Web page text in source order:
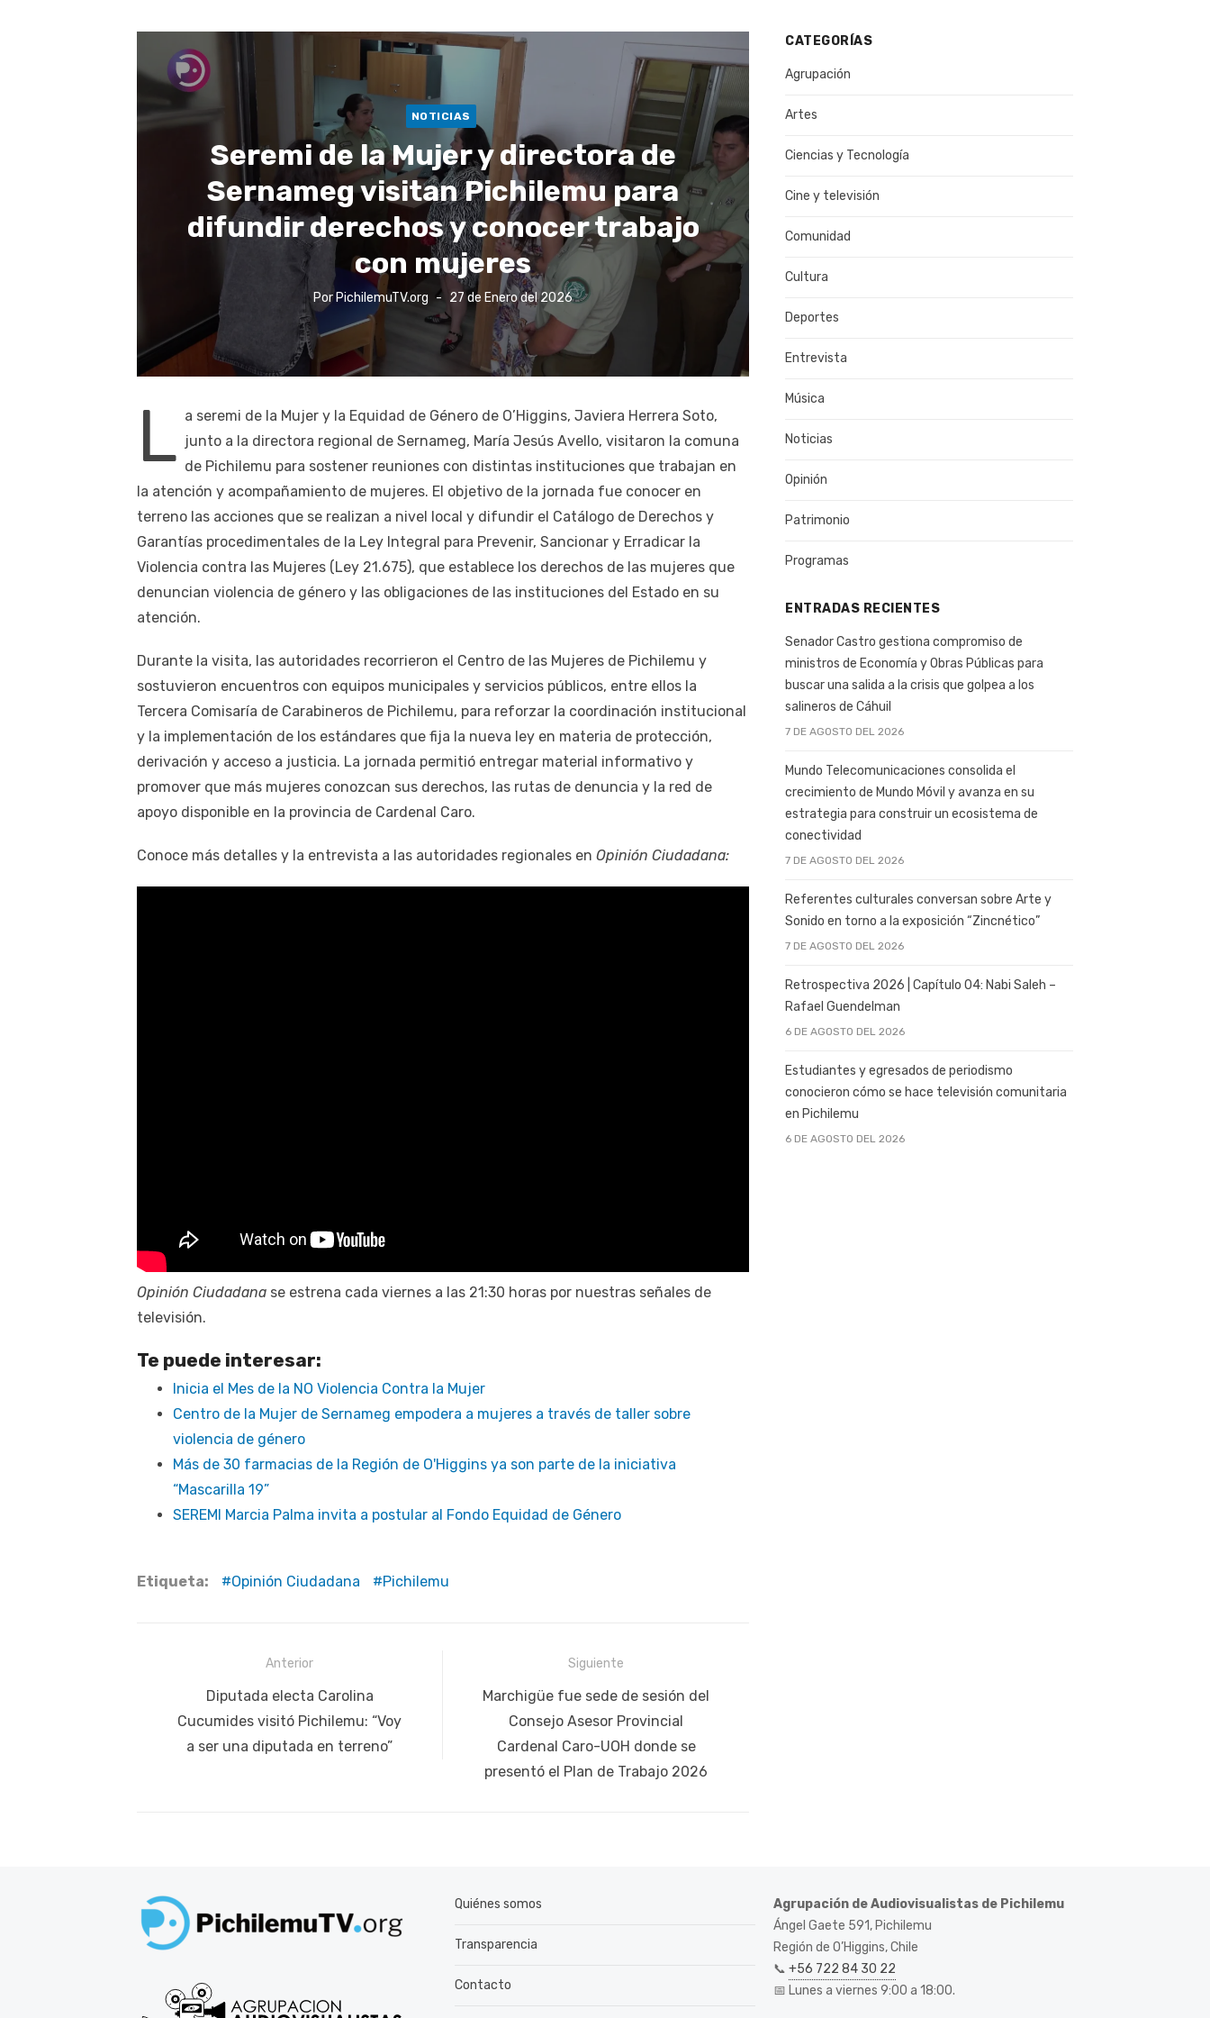
NOTICIAS
Seremi de la Mujer y directora de
Sernameg visitan Pichilemu para
difundir derechos y conocer trabajo
con mujeres
Por PichilemuTV.org
Publicado
el
27 de Enero del 2026
L a seremi de la Mujer y la Equidad de Género de O’Higgins, Javiera Herrera Soto,
junto a la directora regional de Sernameg, María Jesús Avello, visitaron la comuna
de Pichilemu para sostener reuniones con distintas instituciones que trabajan en
la atención y acompañamiento de mujeres. El objetivo de la jornada fue conocer en
terreno las acciones que se realizan a nivel local y difundir el Catálogo de Derechos y
Garantías procedimentales de la Ley Integral para Prevenir, Sancionar y Erradicar la
Violencia contra las Mujeres (Ley 21.675), que establece los derechos de las mujeres que
denuncian violencia de género y las obligaciones de las instituciones del Estado en su
atención.
Durante la visita, las autoridades recorrieron el Centro de las Mujeres de Pichilemu y
sostuvieron encuentros con equipos municipales y servicios públicos, entre ellos la
Tercera Comisaría de Carabineros de Pichilemu, para reforzar la coordinación institucional
y la implementación de los estándares que fija la nueva ley en materia de protección,
derivación y acceso a justicia. La jornada permitió entregar material informativo y
promover que más mujeres conozcan sus derechos, las rutas de denuncia y la red de
apoyo disponible en la provincia de Cardenal Caro.
Conoce más detalles y la entrevista a las autoridades regionales en Opinión Ciudadana:
Opinión Ciudadana se estrena cada viernes a las 21:30 horas por nuestras señales de
televisión.
Te puede interesar:
Inicia el Mes de la NO Violencia Contra la Mujer
Centro de la Mujer de Sernameg empodera a mujeres a través de taller sobre
violencia de género
Más de 30 farmacias de la Región de O'Higgins ya son parte de la iniciativa
“Mascarilla 19”
SEREMI Marcia Palma invita a postular al Fondo Equidad de Género
Etiqueta: Opinión Ciudadana Pichilemu
Navegación
entradas
Anterior
Publicación
anterior:
Diputada electa Carolina
Cucumides visitó Pichilemu: “Voy
a ser una diputada en terreno”
Siguiente
Siguiente
publicación:
Marchigüe fue sede de sesión del
Consejo Asesor Provincial
Cardenal Caro-UOH donde se
presentó el Plan de Trabajo 2026
CATEGORÍAS
Agrupación
Artes
Ciencias y Tecnología
Cine y televisión
Comunidad
Cultura
Deportes
Entrevista
Música
Noticias
Opinión
Patrimonio
Programas
ENTRADAS RECIENTES
Senador Castro gestiona compromiso de
ministros de Economía y Obras Públicas para
buscar una salida a la crisis que golpea a los
salineros de Cáhuil
7 DE AGOSTO DEL 2026
Mundo Telecomunicaciones consolida el
crecimiento de Mundo Móvil y avanza en su
estrategia para construir un ecosistema de
conectividad
7 DE AGOSTO DEL 2026
Referentes culturales conversan sobre Arte y
Sonido en torno a la exposición “Zincnético”
7 DE AGOSTO DEL 2026
Retrospectiva 2026 | Capítulo 04: Nabi Saleh –
Rafael Guendelman
6 DE AGOSTO DEL 2026
Estudiantes y egresados de periodismo
conocieron cómo se hace televisión comunitaria
en Pichilemu
6 DE AGOSTO DEL 2026
Quiénes somos
Transparencia
Contacto
Agrupación de Audiovisualistas de Pichilemu
Ángel Gaete 591, Pichilemu
Región de O’Higgins, Chile
📞 +56 722 84 30 22
📅 Lunes a viernes 9:00 a 18:00.